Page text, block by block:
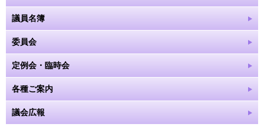
議員名簿
委員会
定例会・臨時会
各種ご案内
議会広報